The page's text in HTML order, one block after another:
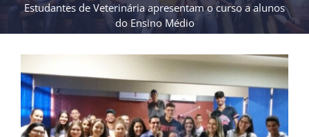
Estudantes de Veterinária apresentam o curso a alunos
do Ensino Médio
Larger
Image